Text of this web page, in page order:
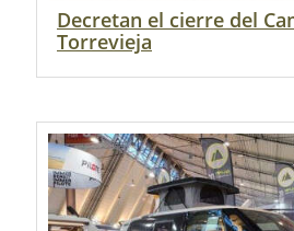
Decretan el cierre del
Torrevieja